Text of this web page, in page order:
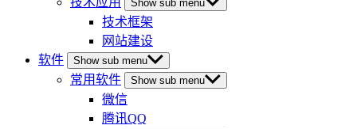
Show sub menu
技术框架
网站建设
软件
Show sub menu
常用软件 Show sub menu
微信
腾讯QQ